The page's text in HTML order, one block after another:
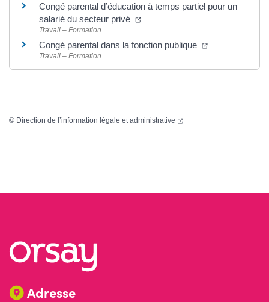
Congé parental d’éducation à temps partiel pour un
salarié du secteur privé
(ouverture dans un nouvel
Travail – Formation
Congé parental dans la fonction publique (ouverture
Travail – Formation
© Direction de l’information légale et administrative (ouverture dans un
Adresse